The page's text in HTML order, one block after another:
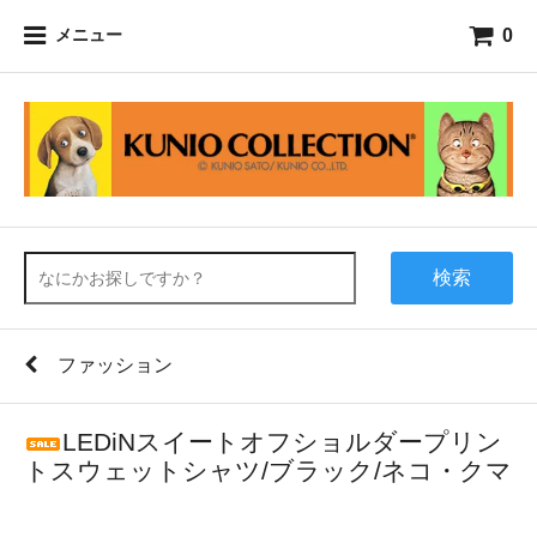
メニュー 0
検索
ファッション
LEDiNスイートオフショルダープリン
トスウェットシャツ/ブラック/ネコ・クマ